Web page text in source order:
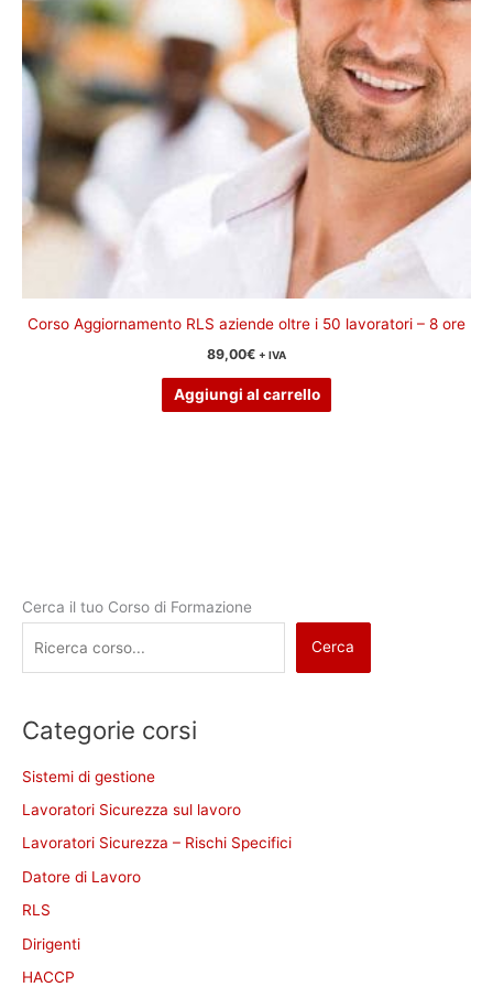
Corso Aggiornamento RLS aziende oltre i 50 lavoratori – 8 ore
89,00€ + IVA
Aggiungi al carrello
Cerca il tuo Corso di Formazione
Cerca
Categorie corsi
Sistemi di gestione
Lavoratori Sicurezza sul lavoro
Lavoratori Sicurezza – Rischi Specifici
Datore di Lavoro
RLS
Dirigenti
HACCP